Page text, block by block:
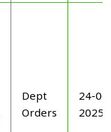
Dept
Orders
24-
2025